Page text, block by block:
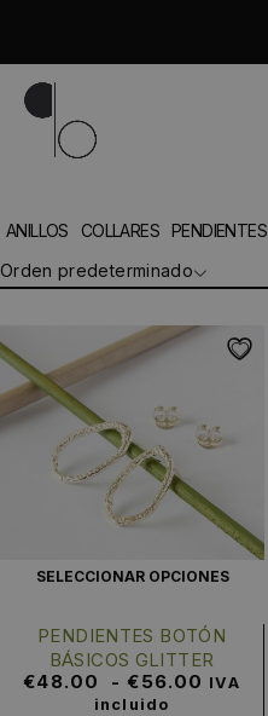
ANILLOS COLLARES PENDIENTES
Orden predeterminado
SELECCIONAR OPCIONES
PENDIENTES BOTÓN
BÁSICOS GLITTER
€48.00 - €56.00 IVA
incluido